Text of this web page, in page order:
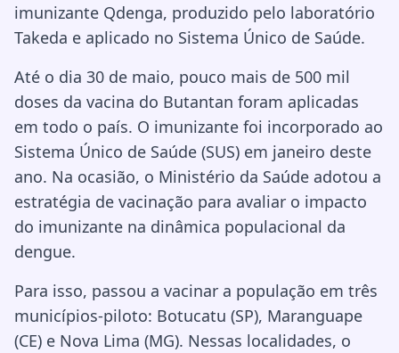
imunizante Qdenga, produzido pelo laboratório
Takeda e aplicado no Sistema Único de Saúde.
Até o dia 30 de maio, pouco mais de 500 mil
doses da vacina do Butantan foram aplicadas
em todo o país. O imunizante foi incorporado ao
Sistema Único de Saúde (SUS) em janeiro deste
ano. Na ocasião, o Ministério da Saúde adotou a
estratégia de vacinação para avaliar o impacto
do imunizante na dinâmica populacional da
dengue.
Para isso, passou a vacinar a população em três
municípios-piloto: Botucatu (SP), Maranguape
(CE) e Nova Lima (MG). Nessas localidades, o